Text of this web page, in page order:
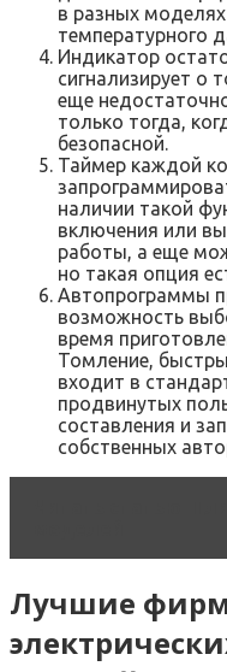
в разных
температурного
Индикатор
сигнализирует о
еще
только тогда,
безопасной.
Таймер каждой
наличии такой
включения или
работы, а еще
но такая опция
Автопрограммы
возможность
время
Томление,
входит в
продвинутых
составления и
собственных
Лучшие